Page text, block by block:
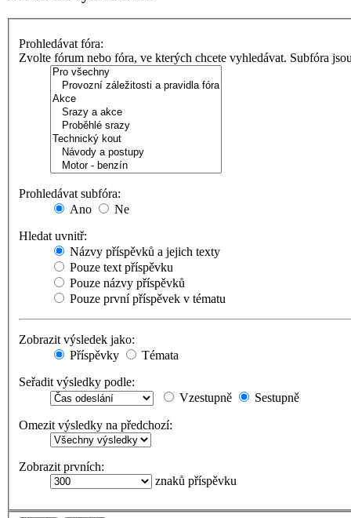
Prohledávat fóra:
Zvolte fórum nebo fóra, ve kterých chcete vyhledávat. Subfóra
Prohledávat subfóra:
Ano
Ne
Hledat uvnitř:
Názvy příspěvků a jejich texty
Pouze text příspěvku
Pouze názvy příspěvků
Pouze první příspěvek v tématu
Zobrazit výsledek jako:
Příspěvky
Témata
Seřadit výsledky podle:
Vzestupně
Sestupně
Omezit výsledky na předchozí:
Zobrazit prvních:
znaků příspěvku